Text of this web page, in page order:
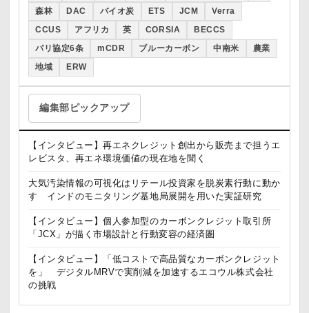
森林 DAC バイオ炭 ETS JCM Verra
CCUS アフリカ 英 CORSIA BECCS
パリ協定6条 mCDR ブルーカーボン 中南米 農業
地域 ERW
編集部ピックアップ
【インタビュー】再エネクレジット創出から販売まで担うエ
レビスタ、再エネ環境価値の現在地を聞く
大気汚染情報の可視化はリテール投資家を脱炭素行動に動か
す インドのモニタリング基地局展開を用いた実証研究
【インタビュー】個人参加型のカーボンクレジット取引所
「JCX」が描く市場設計と行動変容の経済圏
【インタビュー】「低コストで高品質なカーボンクレジット
を」 デジタルMRVで実削減を加速するエコウル株式会社
の挑戦